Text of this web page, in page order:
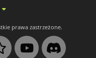
prawa zastrzeżone.